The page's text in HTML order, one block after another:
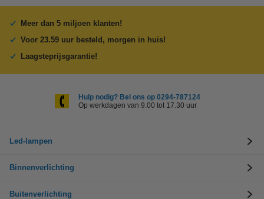
Meer dan 5 miljoen klanten!
Voor 23.59 uur besteld, morgen in huis!
Laagsteprijsgarantie!
Hulp nodig? Bel ons op 0294-787124
Op werkdagen van 9.00 tot 17.30 uur
Led-lampen
Binnenverlichting
Buitenverlichting